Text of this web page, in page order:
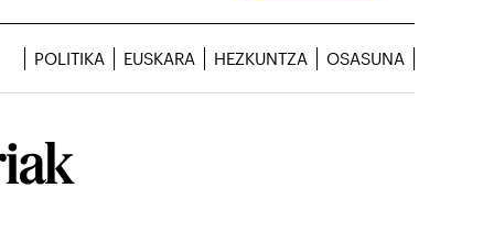
POLITIKA EUSKARA HEZKUNTZA OSASUNA